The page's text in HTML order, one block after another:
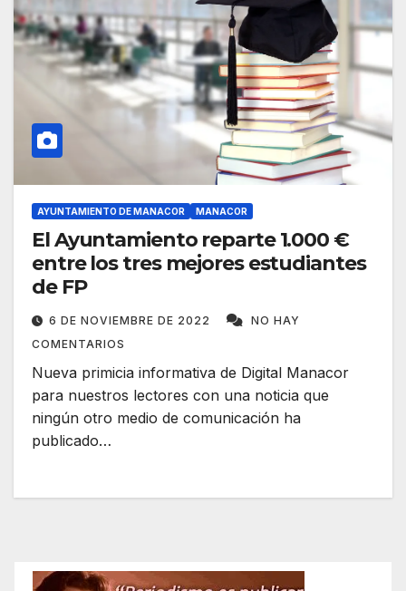
AYUNTAMIENTO DE MANACOR MANACOR
El Ayuntamiento reparte 1.000 €
entre los tres mejores estudiantes
de FP
6 DE NOVIEMBRE DE 2022
NO HAY
COMENTARIOS
Nueva primicia informativa de Digital Manacor
para nuestros lectores con una noticia que
ningún otro medio de comunicación ha
publicado…